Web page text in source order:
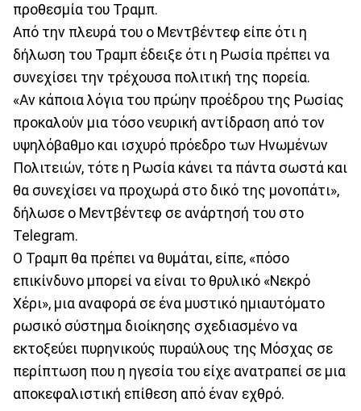
προθεσμία του Τραμπ.
Από την πλευρά του ο Μεντβέντεφ είπε ότι η
δήλωση του Τραμπ έδειξε ότι η Ρωσία πρέπει να
συνεχίσει την τρέχουσα πολιτική της πορεία.
«Αν κάποια λόγια του πρώην προέδρου της Ρωσίας
προκαλούν μια τόσο νευρική αντίδραση από τον
υψηλόβαθμο και ισχυρό πρόεδρο των Ηνωμένων
Πολιτειών, τότε η Ρωσία κάνει τα πάντα σωστά και
θα συνεχίσει να προχωρά στο δικό της μονοπάτι»,
δήλωσε ο Μεντβέντεφ σε ανάρτησή του στο
Telegram.
Ο Τραμπ θα πρέπει να θυμάται, είπε, «πόσο
επικίνδυνο μπορεί να είναι το θρυλικό «Νεκρό
Χέρι», μια αναφορά σε ένα μυστικό ημιαυτόματο
ρωσικό σύστημα διοίκησης σχεδιασμένο να
εκτοξεύει πυρηνικούς πυραύλους της Μόσχας σε
περίπτωση που η ηγεσία του είχε ανατραπεί σε μια
αποκεφαλιστική επίθεση από έναν εχθρό.